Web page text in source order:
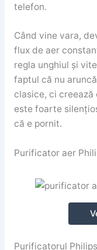
telefon.
Când vine vara,
flux de aer
regla unghiul și
faptul că nu
clasice, ci creează
este foarte
că e pornit.
Purificator aer
Purificatorul